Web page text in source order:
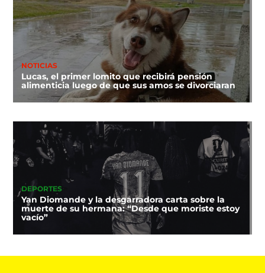
NOTICIAS
Lucas, el primer lomito que recibirá pensión
alimenticia luego de que sus amos se divorciaran
DEPORTES
Yan Diomande y la desgarradora carta sobre la
muerte de su hermana: “Desde que moriste estoy
vacío”